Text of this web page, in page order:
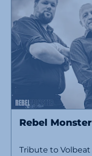
Rebel Monster
Tribute to Volbeat